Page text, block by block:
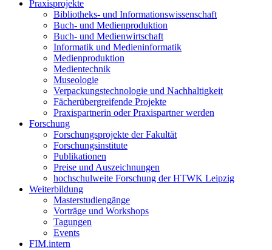
Praxisprojekte
Bibliotheks- und Informationswissenschaft
Buch- und Medienproduktion
Buch- und Medienwirtschaft
Informatik und Medieninformatik
Medienproduktion
Medientechnik
Museologie
Verpackungstechnologie und Nachhaltigkeit
Fächerübergreifende Projekte
Praxispartnerin oder Praxispartner werden
Forschung
Forschungsprojekte der Fakultät
Forschungsinstitute
Publikationen
Preise und Auszeichnungen
hochschulweite Forschung der HTWK Leipzig
Weiterbildung
Masterstudiengänge
Vorträge und Workshops
Tagungen
Events
FIM.intern